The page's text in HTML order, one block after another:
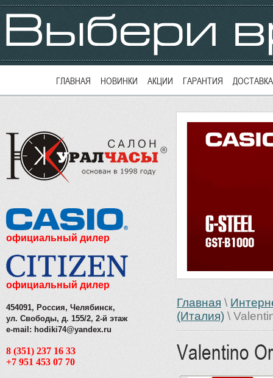
ГЛАВНАЯ НОВИНКИ АКЦИИ ГАРАНТИЯ ДОСТАВКА
Главная \
(Италия) \
Valentino
официальный дилер
официальный дилер
454091, Россия, Челябинск,
ул. Свободы, д. 155/2, 2-й этаж
e-mail: hodiki74@yandex.ru
8 (351) 237 16 33
+7 951 453 07 70